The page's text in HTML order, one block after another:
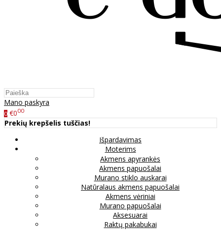
Mano paskyra
0 €000
Prekių krepšelis tuščias!
Išpardavimas
Moterims
Akmens apyrankės
Akmens papuošalai
Murano stiklo auskarai
Natūralaus akmens papuošalai
Akmens vėriniai
Murano papuošalai
Aksesuarai
Raktų pakabukai